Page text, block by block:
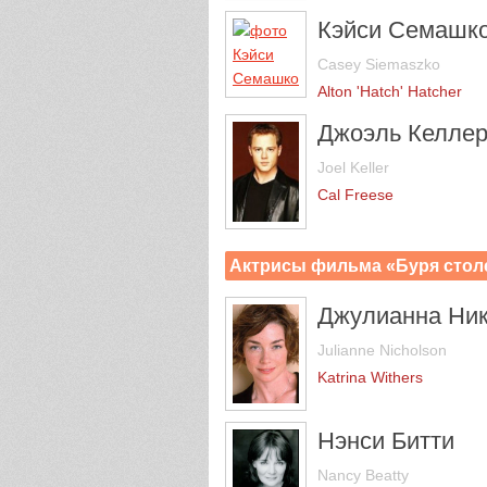
Кэйси
Casey Siemaszko
Alton 'Hatch' Hatcher
Джоэль Келлер
Joel Keller
Cal Freese
Актрисы фильма «Буря
Джулианна
Julianne Nicholson
Katrina Withers
Нэнси Битти
Nancy Beatty